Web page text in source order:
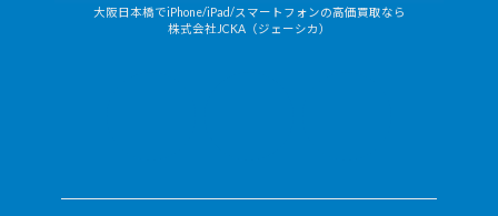
大阪日本橋でiPhone/iPad/スマートフォンの高価買取なら
株式会社JCKA（ジェーシカ）